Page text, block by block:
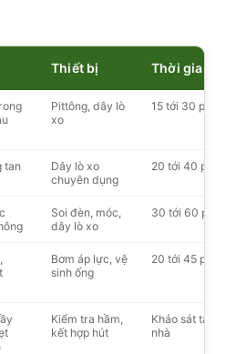
Thiết bị Thời gian
Pittông, dây lò
xo
15 tới 30 phút
tan
Dây lò xo
chuyên dụng
20 tới 40 phút
Soi đèn, móc,
dây lò xo
30 tới 60 phút
Bơm áp lực, vệ
sinh ống
20 tới 45 phút
Kiểm tra hầm,
kết hợp hút
Khảo sát tại
nhà